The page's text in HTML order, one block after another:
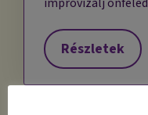
Részletek